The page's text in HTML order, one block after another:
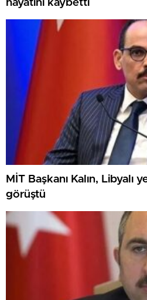
hayatını kaybetti
MİT Başkanı Kalın, Libyalı
görüştü